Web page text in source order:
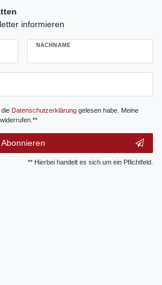
informieren
NACHNAME
Daten­schutz­erklärunggelesen habe. Meine
Abonnieren
** Hierbei handelt es sich um ein Pflichtfeld.